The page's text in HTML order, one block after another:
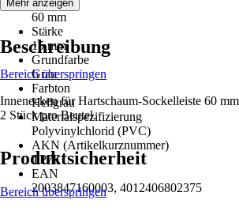
Höhe
60 mm
Stärke
15 mm
Grundfarbe
Grau
Farbton
Hellgrau
Materialspezifizierung
Polyvinylchlorid (PVC)
AKN (Artikelkurznummer)
TP7F
EAN
2003847160003, 4012406802375
Mehr anzeigen
Beschreibung
Bereich überspringen
Innenecken für Hartschaum-Sockelleiste 60
2 Stück pro Beutel.
Produktsicherheit
Bereich überspringen